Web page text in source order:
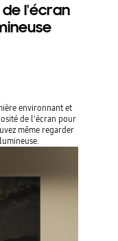
l'écran
environnant et
de l'écran pour
même regarder